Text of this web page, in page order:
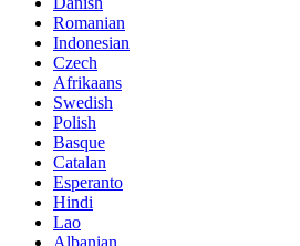
Romanian
Indonesian
Czech
Afrikaans
Swedish
Polish
Basque
Catalan
Esperanto
Hindi
Lao
Albanian